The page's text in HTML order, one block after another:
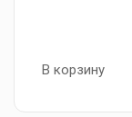
В корзину